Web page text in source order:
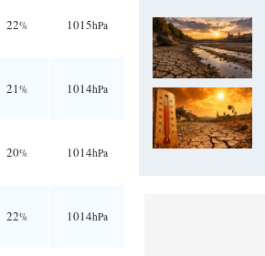
22% 1015hPa
21% 1014hPa
20% 1014hPa
22% 1014hPa